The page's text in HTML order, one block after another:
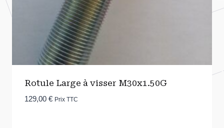
Rotule Large à visser M30x1.50G
129,00 € Prix TTC